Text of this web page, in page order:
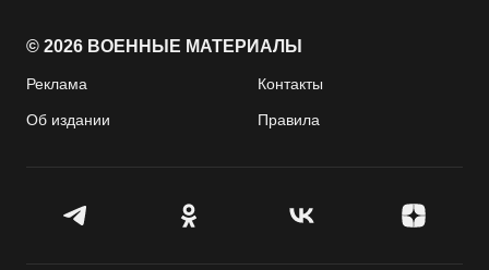
© 2026 ВОЕННЫЕ МАТЕРИАЛЫ
Реклама Контакты
Об издании Правила